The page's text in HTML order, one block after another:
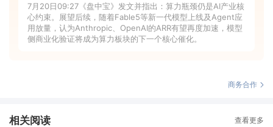
7月20日09:27《盘中宝》发文并指出：算力瓶颈仍是AI产业核
心约束。展望后续，随着Fable5等新一代模型上线及Agent应
用放量，认为Anthropic、OpenAI的ARR有望再度加速，模型
侧商业化验证将成为算力板块的下一个核心催化。
商务合作
相关阅读 查看更多